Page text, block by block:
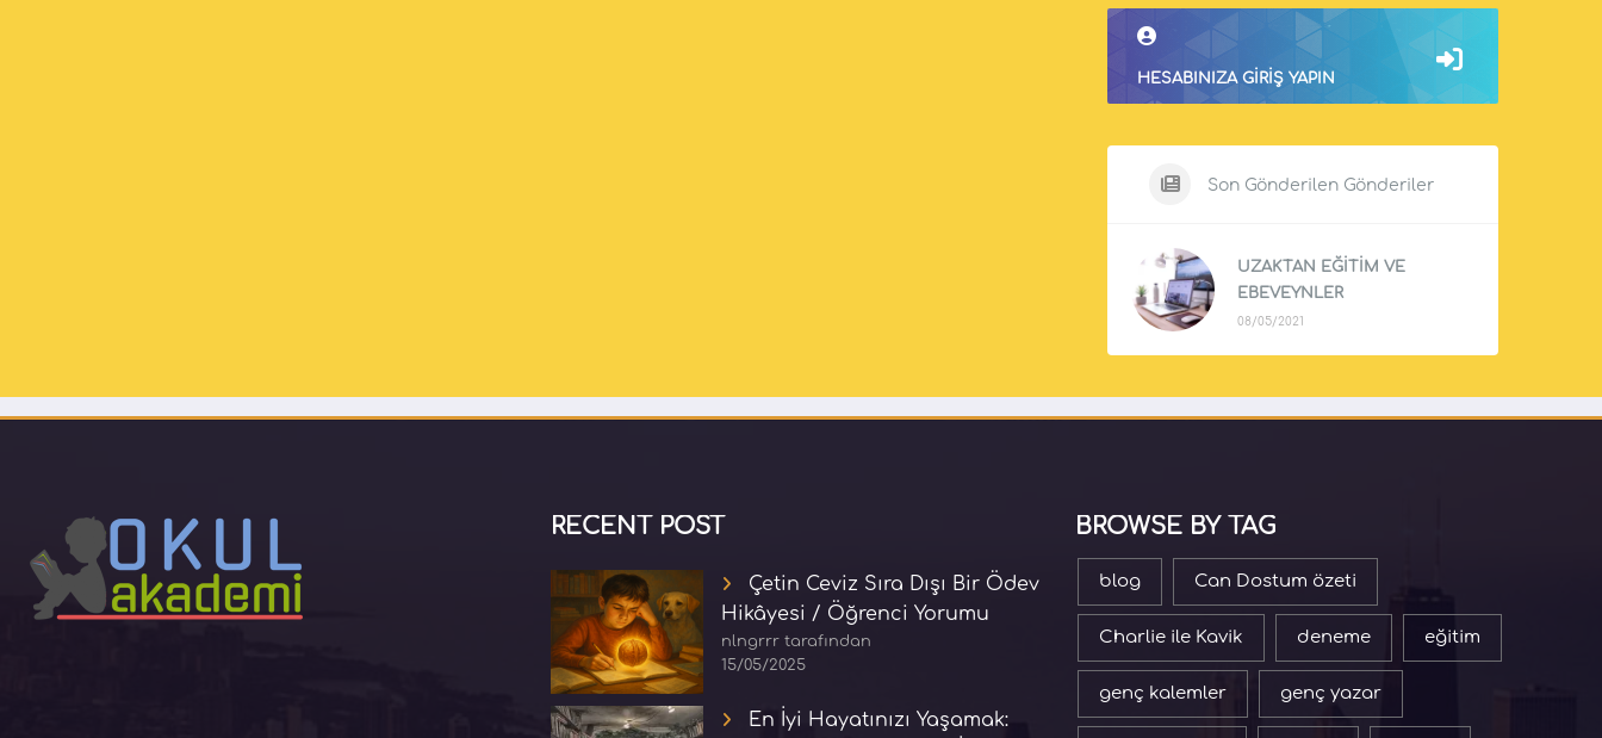
HESABINIZA GIRIŞ YAPIN
Son Gönderilen Gönderiler
UZAKTAN EĞİTİM VE
EBEVEYNLER
08/05/2021
RECENT POST
Çetin Ceviz Sıra Dışı Bir Ödev
Hikâyesi / Öğrenci Yorumu
nlngrrr tarafından
15/05/2025
En İyi Hayatınızı Yaşamak:
BROWSE BY TAG
blog Can Dostum özeti
Charlie ile Kavik deneme eğitim
genç kalemler genç yazar